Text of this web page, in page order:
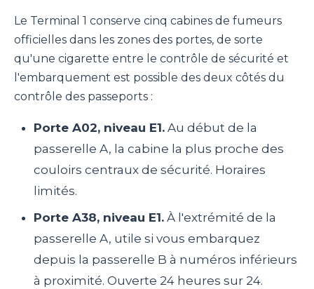
Le Terminal 1 conserve cinq cabines de fumeurs
officielles dans les zones des portes, de sorte
qu'une cigarette entre le contrôle de sécurité et
l'embarquement est possible des deux côtés du
contrôle des passeports :
Porte A02, niveau E1. Au début de la
passerelle A, la cabine la plus proche des
couloirs centraux de sécurité. Horaires
limités.
Porte A38, niveau E1. À l'extrémité de la
passerelle A, utile si vous embarquez
depuis la passerelle B à numéros inférieurs
à proximité. Ouverte 24 heures sur 24.